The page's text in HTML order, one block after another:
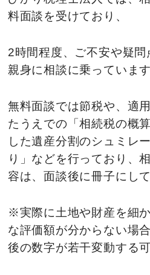
料面談を受けており、
2時間程度、ご不安や疑問
親身に相談に乗っています
無料面談では節税や、適
たうえでの「相続税の概
した遺産分割のシュミレ
り」などを行っており、
容は、面談後に冊子にし
※実際に土地や財産を細
な評価額が分からない場
後の数字が若干変動する